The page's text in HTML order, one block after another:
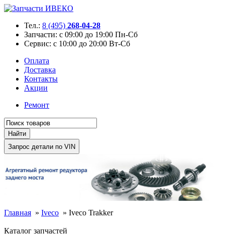
Тел.: 8 (495) 268-04-28
Запчасти: с 09:00 до 19:00 Пн-Сб
Сервис: с 10:00 до 20:00 Вт-Сб
Оплата
Доставка
Контакты
Акции
Ремонт
Главная » Iveco » Iveco Trakker
Каталог запчастей